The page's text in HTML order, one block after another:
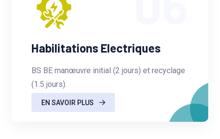
Habilitations Electriques
BS BE manœuvre initial (2 jours) et recyclage
(1.5 jours).
EN SAVOIR PLUS